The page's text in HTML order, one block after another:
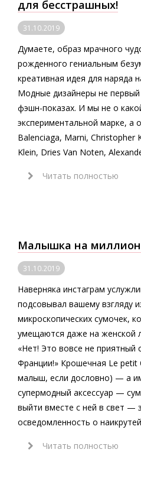
для бесстрашных!
31.10.2019
Думаете, образ мрачного
рожденного гениальным
креативная идея для наряда
Модные дизайнеры не первый
фэшн-показах. И мы не о
экспериментальной марке, а
Вalenciaga, Marni, Christopher
Klein, Dries Van Noten,
Читать полностью
Малышка на
31.10.2019
Наверняка инстаграм
подсовывал вашему взгляду
микроскопических сумочек,
умещаются даже на женской
«Нет! Это вовсе не приятный
Франции!» Крошечная Le petit
малыш, если дословно) — а
супермодный аксессуар —
выйти вместе с ней в свет —
осведомленность о
Читать полностью